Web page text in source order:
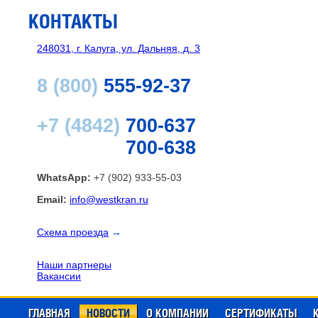
КОНТАКТЫ
248031, г. Калуга, ул. Дальняя, д. 3
8 (800) 555-92-37
+7 (4842) 700-637
700-638
WhatsApp: +7 (902) 933-55-03
Email: info@westkran.ru
Схема проезда →
Наши партнеры
Вакансии
ГЛАВНАЯ НОВОСТИ О КОМПАНИИ СЕРТИФИКАТЫ